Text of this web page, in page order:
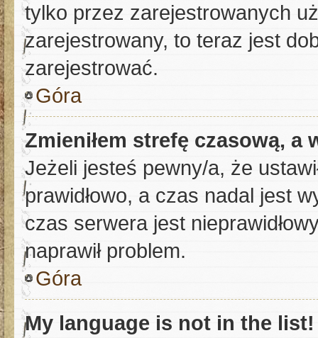
tylko przez zarejestrowanych
zarejestrowany, to teraz jest
zarejestrować.
Góra
Zmieniłem strefę czasową, a
Jeżeli jesteś pewny/a, że
prawidłowo, a czas nadal jest
czas serwera jest
naprawił problem.
Góra
My language is not in the list!